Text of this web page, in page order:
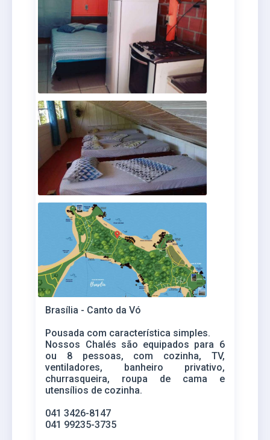
Brasília - Canto da Vó
Pousada com característica simples.
Nossos Chalés são equipados para 6
ou 8 pessoas, com cozinha, TV,
ventiladores, banheiro privativo,
churrasqueira, roupa de cama e
utensílios de cozinha.
041 3426-8147
041 99235-3735